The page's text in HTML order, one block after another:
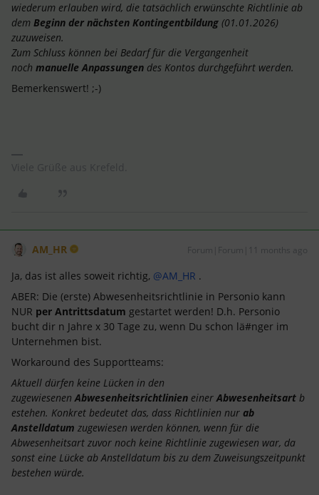
wiederum erlauben wird, die tatsächlich erwünschte Richtlinie ab
dem Beginn der nächsten Kontingentbildung (01.01.2026)
zuzuweisen.
Zum Schluss können bei Bedarf für die Vergangenheit
noch manuelle Anpassungen des Kontos durchgeführt werden.
Bemerkenswert! ;-)
AM_HR Forum|Forum|11 months ago
Ja, das ist alles soweit richtig, ​ @AM_HR .
ABER: Die (erste) Abwesenheitsrichtlinie in Personio kann
NUR per Antrittsdatum gestartet werden! D.h. Personio
bucht dir n Jahre x 30 Tage zu, wenn Du schon lä#nger im
Unternehmen bist.
Workaround des Supportteams:
Aktuell dürfen keine Lücken in den
zugewiesenenAbwesenheitsrichtlinien einerAbwesenheitsart b
estehen. Konkret bedeutet das, dass Richtlinien nur ab
Anstelldatum zugewiesen werden können, wenn für die
Abwesenheitsart zuvor noch keine Richtlinie zugewiesen war, da
sonst eine Lücke ab Anstelldatum bis zu dem Zuweisungszeitpunkt
bestehen würde.